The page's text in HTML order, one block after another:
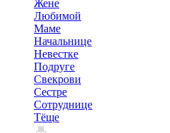
Жене
Любимой
Маме
Начальнице
Невестке
Подруге
Свекрови
Сестре
Сотруднице
Тёще